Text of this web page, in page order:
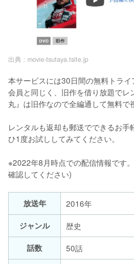
出典 : movie-tsutaya.tsite.jp
本サービスには30日間の無料トラ
会員と同じく、旧作を借り放題でレ
丸』は旧作なので全編通して無料で
レンタルも返却も郵送でできるお
ひ1度お試ししてみてください。
※2022年8月時点での配信情報です
確認してください)
放送年
2016年
ジャンル
歴史
話数
50話